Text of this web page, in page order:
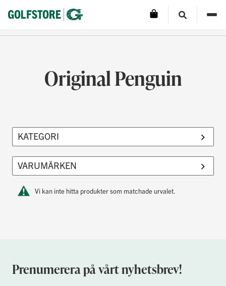
Original Penguin
Vi kan inte hitta produkter som matchade urvalet.
Prenumerera på vårt nyhetsbrev!